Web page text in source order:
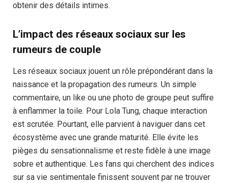
obtenir des détails intimes.
L’impact des réseaux sociaux sur les
rumeurs de couple
Les réseaux sociaux jouent un rôle prépondérant dans la
naissance et la propagation des rumeurs. Un simple
commentaire, un like ou une photo de groupe peut suffire
à enflammer la toile. Pour Lola Tung, chaque interaction
est scrutée. Pourtant, elle parvient à naviguer dans cet
écosystème avec une grande maturité. Elle évite les
pièges du sensationnalisme et reste fidèle à une image
sobre et authentique. Les fans qui cherchent des indices
sur sa vie sentimentale finissent souvent par ne trouver